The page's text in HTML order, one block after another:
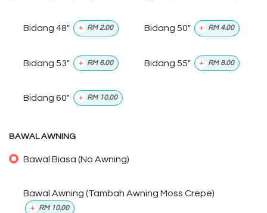
Bidang 48" + RM2.00 Bidang 50" + RM 4.00
Bidang 53" + RM 6.00 Bidang 55" + RM 8.00
Bidang 60" + RM 10.00
BAWAL AWNING
Bawal Biasa (No Awning)
Bawal Awning (Tambah Awning Moss Crepe)
+ RM 10.00